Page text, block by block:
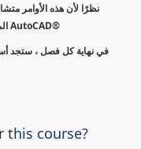
نظرًا لأن هذه الأوامر
الموضوعات ما لم يكن من الضروري إظهار أمر خاص بـ AutoCAD®
في نهاية كل فصل ، ستجد
this course?